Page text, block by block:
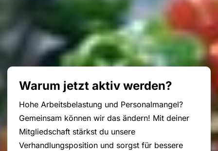
Warum jetzt aktiv werden?
Hohe Arbeitsbelastung und Personalmangel?
Gemeinsam können wir das ändern! Mit deiner
Mitgliedschaft stärkst du unsere
Verhandlungsposition und sorgst für bessere